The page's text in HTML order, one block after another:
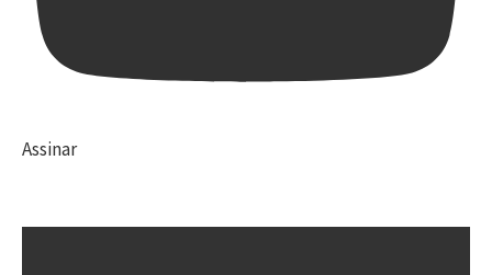
Assinar